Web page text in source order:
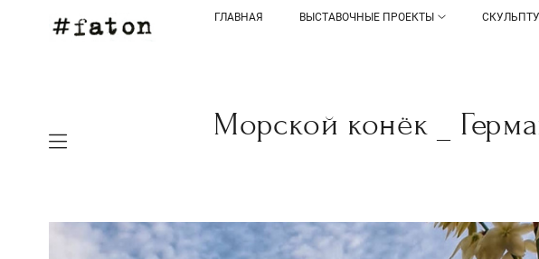
ГЛАВНАЯ ВЫСТАВОЧНЫЕ ПРОЕКТЫ
Морской конёк _